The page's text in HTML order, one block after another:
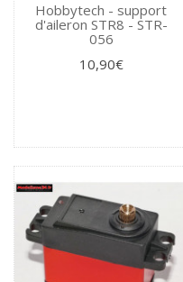
Hobbytech - support
d'aileron STR8 - STR-
056
10,90€